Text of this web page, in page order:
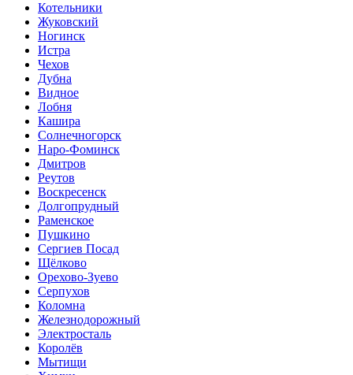
Котельники
Жуковский
Ногинск
Истра
Чехов
Дубна
Видное
Лобня
Кашира
Солнечногорск
Наро-Фоминск
Дмитров
Реутов
Воскресенск
Долгопрудный
Раменское
Пушкино
Сергиев Посад
Щёлково
Орехово-Зуево
Серпухов
Коломна
Железнодорожный
Электросталь
Королёв
Мытищи